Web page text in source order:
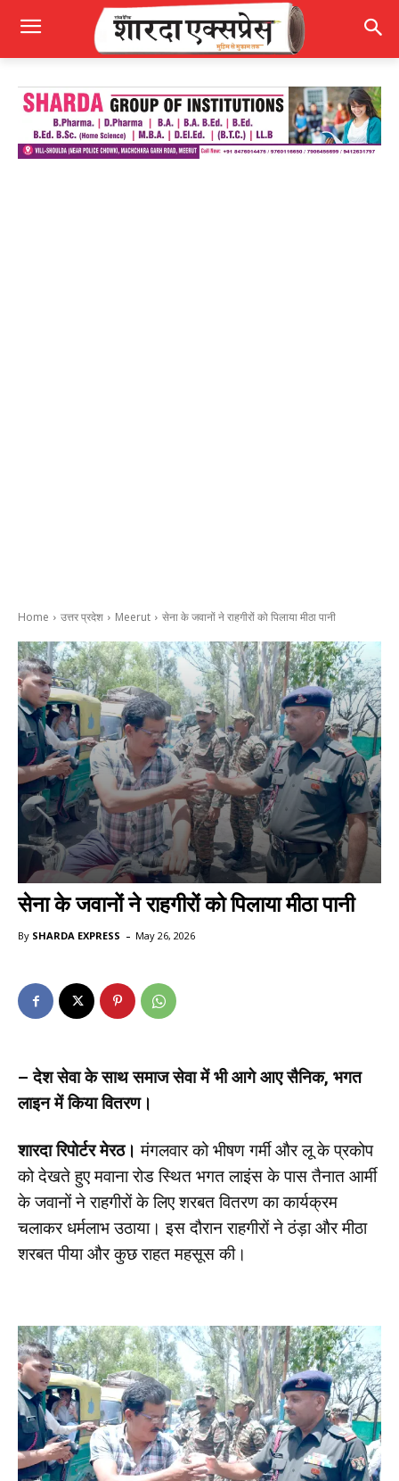
Home उत्तर प्रदेश Meerut सेना के जवानों ने राहगीरों को पिलाया मीठा पानी
सेना के जवानों ने राहगीरों को पिलाया मीठा पानी
By SHARDA EXPRESS - May 26, 2026
– देश सेवा के साथ समाज सेवा में भी आगे आए सैनिक, भगत
लाइन में किया वितरण।
शारदा रिपोर्टर मेरठ। मंगलवार को भीषण गर्मी और लू के प्रकोप
को देखते हुए मवाना रोड स्थित भगत लाइंस के पास तैनात आर्मी
के जवानों ने राहगीरों के लिए शरबत वितरण का कार्यक्रम
चलाकर धर्मलाभ उठाया। इस दौरान राहगीरों ने ठंड़ा और मीठा
शरबत पीया और कुछ राहत महसूस की।